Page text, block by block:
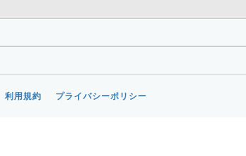
利用規約 プライバシーポリシー